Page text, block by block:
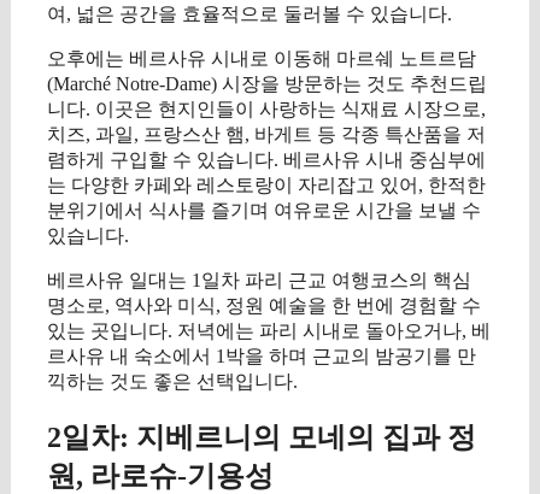
여, 넓은 공간을 효율적으로 둘러볼 수 있습니다.
오후에는 베르사유 시내로 이동해 마르쉐 노트르담
(Marché Notre-Dame) 시장을 방문하는 것도 추천드립
니다. 이곳은 현지인들이 사랑하는 식재료 시장으로,
치즈, 과일, 프랑스산 햄, 바게트 등 각종 특산품을 저
렴하게 구입할 수 있습니다. 베르사유 시내 중심부에
는 다양한 카페와 레스토랑이 자리잡고 있어, 한적한
분위기에서 식사를 즐기며 여유로운 시간을 보낼 수
있습니다.
베르사유 일대는 1일차 파리 근교 여행코스의 핵심
명소로, 역사와 미식, 정원 예술을 한 번에 경험할 수
있는 곳입니다. 저녁에는 파리 시내로 돌아오거나, 베
르사유 내 숙소에서 1박을 하며 근교의 밤공기를 만
끽하는 것도 좋은 선택입니다.
2일차: 지베르니의 모네의 집과 정
원, 라로슈-기용성